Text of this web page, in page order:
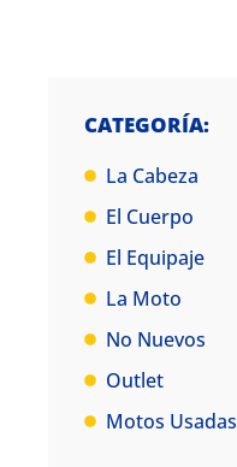
CATEGORÍA:
La Cabeza
El Cuerpo
El Equipaje
La Moto
No Nuevos
Outlet
Motos Usadas